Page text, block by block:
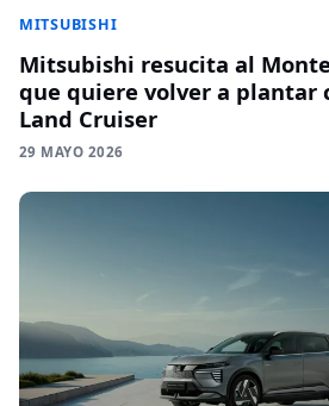
MITSUBISHI
Mitsubishi resucita al
que quiere volver a plantar
Land Cruiser
29 MAYO 2026